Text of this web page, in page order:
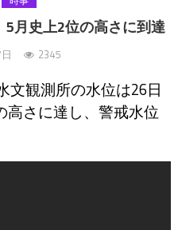
月史上2位の高さに到達
2345
観測所の水位は26日
高さに達し、警戒水位